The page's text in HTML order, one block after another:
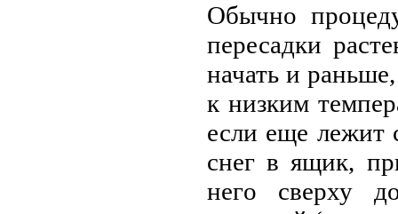
Обычнo
пересадки
начать и
к низким
если еще лежит
снег в ящик,
негo сверху